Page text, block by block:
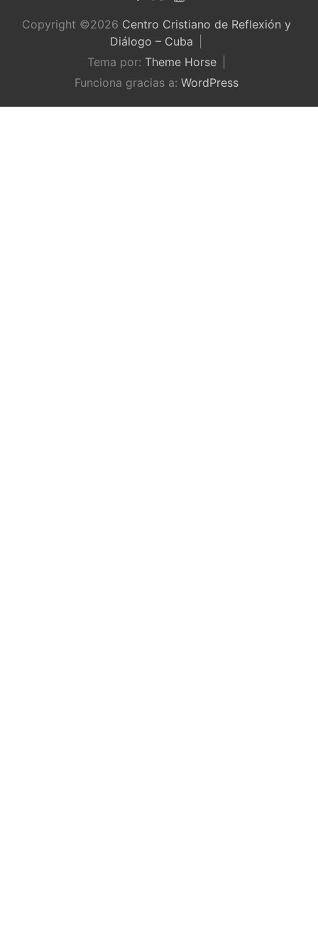
Copyright ©2026 Centro Cristiano de Reflexión y
Diálogo – Cuba
Tema por: Theme Horse
Funciona gracias a: WordPress